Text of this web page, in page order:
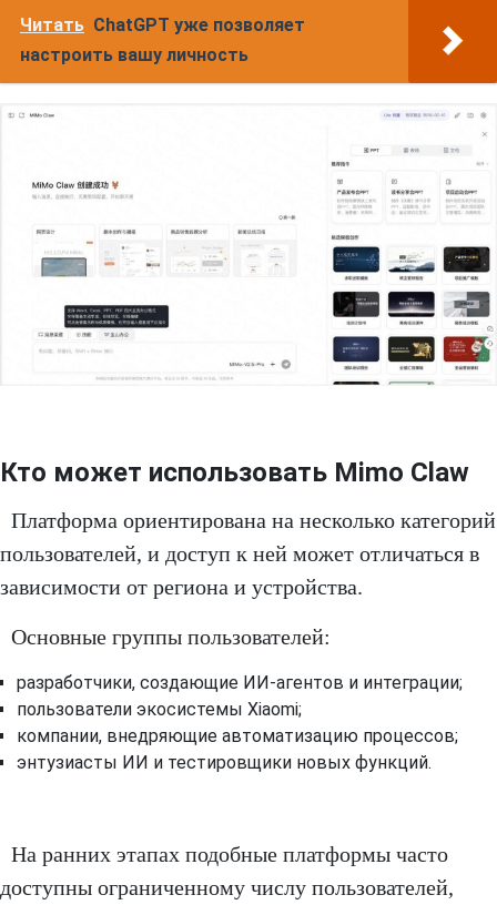
Читать ChatGPT уже позволяет
настроить вашу личность
Кто может использовать Mimo Claw
Платформа ориентирована на несколько категорий
пользователей, и доступ к ней может отличаться в
зависимости от региона и устройства.
Основные группы пользователей:
разработчики, создающие ИИ-агентов и интеграции;
пользователи экосистемы Xiaomi;
компании, внедряющие автоматизацию процессов;
энтузиасты ИИ и тестировщики новых функций.
На ранних этапах подобные платформы часто
доступны ограниченному числу пользователей,